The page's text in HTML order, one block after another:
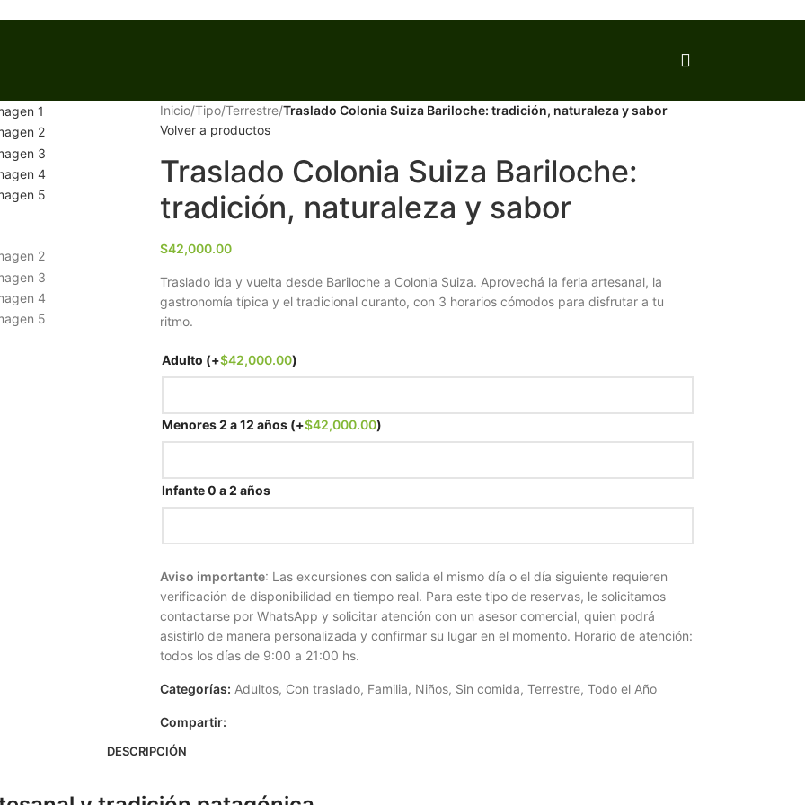
Inicio/Tipo/Terrestre/Traslado Colonia Suiza Bariloche: tradición, naturaleza y sabor
Volver a productos
Traslado Colonia Suiza Bariloche:
tradición, naturaleza y sabor
$42,000.00
Traslado ida y vuelta desde Bariloche a Colonia Suiza. Aprovechá la feria artesanal, la
gastronomía típica y el tradicional curanto, con 3 horarios cómodos para disfrutar a tu
ritmo.
Adulto (+$42,000.00)
Menores 2 a 12 años (+$42,000.00)
Infante 0 a 2 años
Aviso importante: Las excursiones con salida el mismo día o el día siguiente requieren
verificación de disponibilidad en tiempo real. Para este tipo de reservas, le solicitamos
contactarse por WhatsApp y solicitar atención con un asesor comercial, quien podrá
asistirlo de manera personalizada y confirmar su lugar en el momento. Horario de atención:
todos los días de 9:00 a 21:00 hs.
Categorías: Adultos, Con traslado, Familia, Niños, Sin comida, Terrestre, Todo el Año
Compartir:
DESCRIPCIÓN